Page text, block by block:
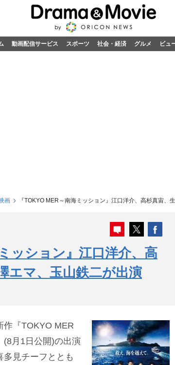
動画配信サービス スポーツ 社会・経済 グルメ ビュ
画 『TOKYO MER～南海ミッション』江口洋介、高杉真宙、
ッション』江口洋介、高
エマ、玉山鉄二が出演
作『TOKYO MER
(8月1日公開)の出演
見チーフととも